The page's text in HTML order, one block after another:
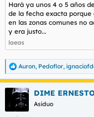
Hará ya unos 4 o 5 años
de la fecha exacta porque
en las zonas comunes no
y era justo...
laeas
R
e
a
c
i
Auron, Pedoflor,
DIME
Asiduo